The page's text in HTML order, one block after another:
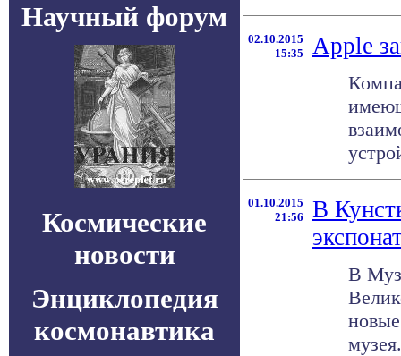
Научный форум
Космические
новости
Энциклопедия
космонавтика
02.10.2015
15:35
Apple
01.10.2015
21:56
В
В